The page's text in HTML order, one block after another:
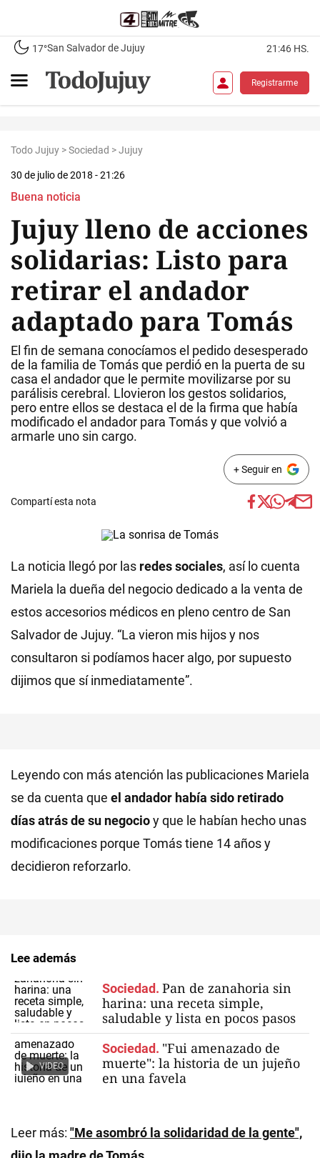
17°San Salvador de Jujuy 21:46 HS.
Registrarme
Todo Jujuy >Sociedad >Jujuy
30 de julio de 2018 - 21:26
Buena noticia
Jujuy lleno de acciones
solidarias: Listo para
retirar el andador
adaptado para Tomás
El fin de semana conocíamos el pedido desesperado
de la familia de Tomás que perdió en la puerta de su
casa el andador que le permite movilizarse por su
parálisis cerebral. Llovieron los gestos solidarios,
pero entre ellos se destaca el de la firma que había
modificado el andador para Tomás y que volvió a
armarle uno sin cargo.
+ Seguir en
Compartí esta nota
La noticia llegó por las redes sociales, así lo cuenta
Mariela la dueña del negocio dedicado a la venta de
estos accesorios médicos en pleno centro de San
Salvador de Jujuy. “La vieron mis hijos y nos
consultaron si podíamos hacer algo, por supuesto
dijimos que sí inmediatamente”.
Leyendo con más atención las publicaciones Mariela
se da cuenta que el andador había sido retirado
días atrás de su negocioy que le habían hecho unas
modificaciones porque Tomás tiene 14 años y
decidieron reforzarlo.
Lee además
Sociedad. Pan de zanahoria sin
harina: una receta simple,
saludable y lista en pocos pasos
VIDEO
Sociedad. "Fui amenazado de
muerte": la historia de un jujeño
en una favela
Leer más: "Me asombró la solidaridad de la gente",